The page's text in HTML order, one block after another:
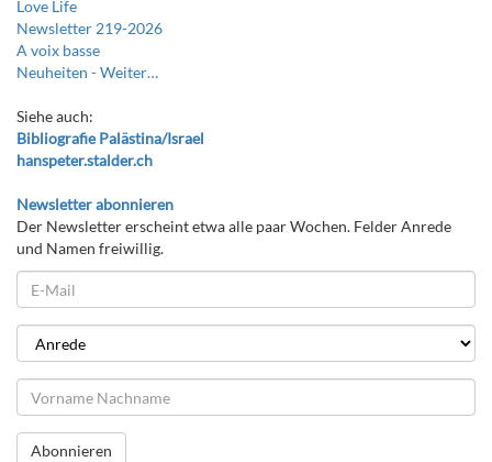
Love Life
Newsletter 219-2026
A voix basse
Neuheiten -Weiter…
Siehe auch:
Bibliografie Palästina/Israel
hanspeter.stalder.ch
Newsletter abonnieren
Der Newsletter erscheint etwa alle paar Wochen. Felder Anrede
und Namen freiwillig.
Abonnieren